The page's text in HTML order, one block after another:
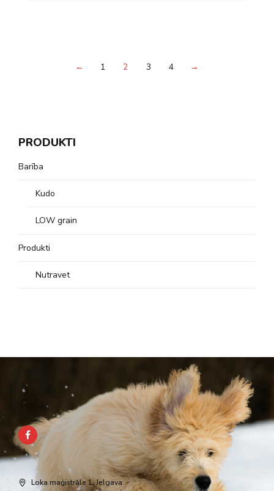
← 1 2 3 4 →
PRODUKTI
Barība
Kudo
LOW grain
Produkti
Nutravet
Loka maģistrāle 1, Jelgava